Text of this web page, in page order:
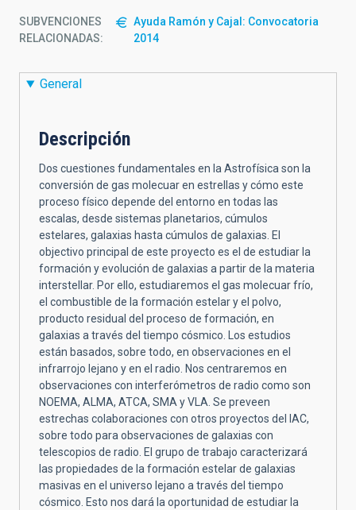
SUBVENCIONES
RELACIONADAS:
Ayuda Ramón y Cajal: Convocatoria
2014
General
Descripción
Dos cuestiones fundamentales en la Astrofísica son la
conversión de gas molecuar en estrellas y cómo este
proceso físico depende del entorno en todas las
escalas, desde sistemas planetarios, cúmulos
estelares, galaxias hasta cúmulos de galaxias. El
objectivo principal de este proyecto es el de estudiar la
formación y evolución de galaxias a partir de la materia
interstellar. Por ello, estudiaremos el gas molecuar frío,
el combustible de la formación estelar y el polvo,
producto residual del proceso de formación, en
galaxias a través del tiempo cósmico. Los estudios
están basados, sobre todo, en observaciones en el
infrarrojo lejano y en el radio. Nos centraremos en
observaciones con interferómetros de radio como son
NOEMA, ALMA, ATCA, SMA y VLA. Se preveen
estrechas colaboraciones con otros proyectos del IAC,
sobre todo para observaciones de galaxias con
telescopios de radio. El grupo de trabajo caracterizará
las propiedades de la formación estelar de galaxias
masivas en el universo lejano a través del tiempo
cósmico. Esto nos dará la oportunidad de estudiar la